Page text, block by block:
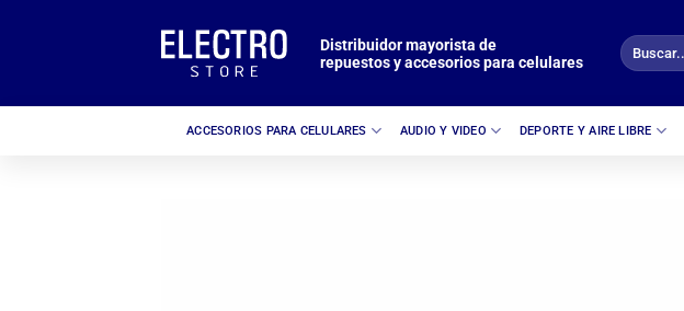
Distribuidor mayorista de
repuestos y accesorios para celulares
Buscar
por:
ACCESORIOS PARA CELULARES AUDIO Y VIDEO DEPORTE Y AIRE LIBRE